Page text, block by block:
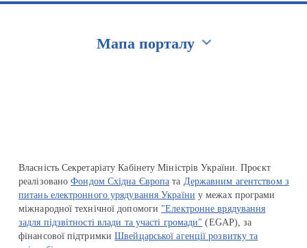
Мапа порталу
Власність Секретаріату Кабінету Міністрів України. Проєкт
реалізованоФондом Східна Європа та Державним агентством з
питань електронного урядування України у межах програми
міжнародної технічної допомоги "Електронне врядування
задля підзвітності влади та участі громади" (EGAP), за
фінансової підтримкиШвейцарської агенції розвитку та